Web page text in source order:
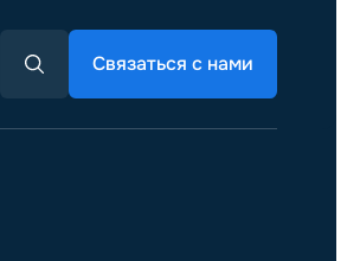
Связаться с нами